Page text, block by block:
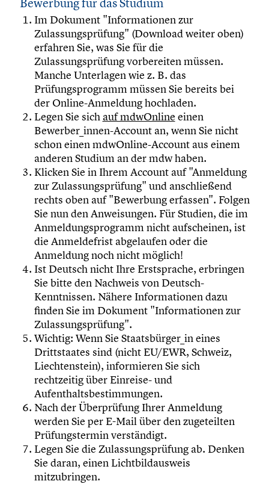
Im Dokument "Informationen zur
Zulassungsprüfung" (Download weiter oben)
erfahren Sie, was Sie für die
Zulassungsprüfung vorbereiten müssen.
Manche Unterlagen wie z. B. das
Prüfungsprogramm müssen Sie bereits bei
der Online-Anmeldung hochladen.
Legen Sie sich auf mdwOnline einen
Bewerber_innen-Account an, wenn Sie nicht
schon einen mdwOnline-Account aus einem
anderen Studium an der mdw haben.
Klicken Sie in Ihrem Account auf "Anmeldung
zur Zulassungsprüfung" und anschließend
rechts oben auf "Bewerbung erfassen". Folgen
Sie nun den Anweisungen. Für Studien, die im
Anmeldungsprogramm nicht aufscheinen, ist
die Anmeldefrist abgelaufen oder die
Anmeldung noch nicht möglich!
Ist Deutsch nicht Ihre Erstsprache, erbringen
Sie bitte den Nachweis von Deutsch-
Kenntnissen. Nähere Informationen dazu
finden Sie im Dokument "Informationen zur
Zulassungsprüfung".
Wichtig: Wenn Sie Staatsbürger_in eines
Drittstaates sind (nicht EU/EWR, Schweiz,
Liechtenstein), informieren Sie sich
rechtzeitig über Einreise- und
Aufenthaltsbestimmungen.
Nach der Überprüfung Ihrer Anmeldung
werden Sie per E-Mail über den zugeteilten
Prüfungstermin verständigt.
Legen Sie die Zulassungsprüfung ab. Denken
Sie daran, einen Lichtbildausweis
mitzubringen.